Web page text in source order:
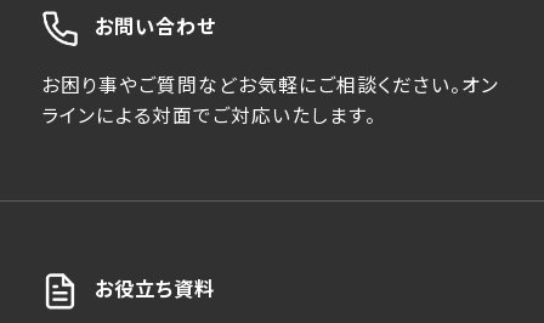
お問い合わせ
お困り事やご質問などお気軽にご相談ください。オン
ラインによる対面でご対応いたします。
お役立ち資料